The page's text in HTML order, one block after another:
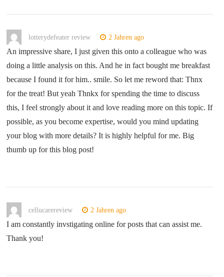
lotterydefeater review 2 Jahren ago
An impressive share, I just given this onto a colleague who was
doing a little analysis on this. And he in fact bought me breakfast
because I found it for him.. smile. So let me reword that: Thnx
for the treat! But yeah Thnkx for spending the time to discuss
this, I feel strongly about it and love reading more on this topic. If
possible, as you become expertise, would you mind updating
your blog with more details? It is highly helpful for me. Big
thumb up for this blog post!
cellucarereview 2 Jahren ago
I am constantly invstigating online for posts that can assist me.
Thank you!